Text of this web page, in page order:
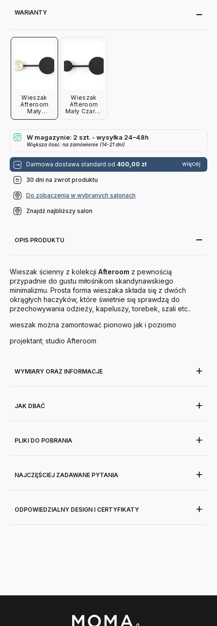
WARIANTY
Wieszak
Afteroom
Mały
Czarny-
Wieszak
Afteroom
Mały Czarny
W magazynie: 2 szt. - wysyłka 24–48h
Większa ilość: na zamówienie (14-21 dni)
Darmowa dostawa standard od 400,00 zł więcej
30 dni na zwrot produktu
Do zobaczenia w wybranych salonach
Znajdź najbliższy salon
OPIS PRODUKTU
Wieszak ścienny z kolekcji Afteroom z pewnością
przypadnie do gustu miłośnikom skandynawskiego
minimalizmu. Prosta forma wieszaka składa się z dwóch
okrągłych haczyków, które świetnie się sprawdzą do
przechowywania odzieży, kapeluszy, torebek, szali etc..
wieszak można zamontować pionowo jak i poziomo
projektant; studio Afteroom
WYMIARY ORAZ INFORMACJE
JAK DBAĆ
PLIKI DO POBRANIA
NAJCZĘŚCIEJ ZADAWANE PYTANIA
ODPOWIEDZIALNY DESIGN I CERTYFIKATY